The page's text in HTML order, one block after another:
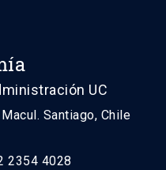
UC
Santiago, Chile
2354 4028